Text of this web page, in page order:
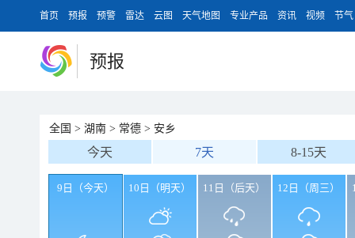
首页 预报 预警 雷达 云图 天气地图 专业产品 资讯 视频 节气
预报
全国 > 湖南 > 常德 > 安乡
今天 7天 8-15天
9日（今天） 10日（明天） 11日（后天） 12日（周三）